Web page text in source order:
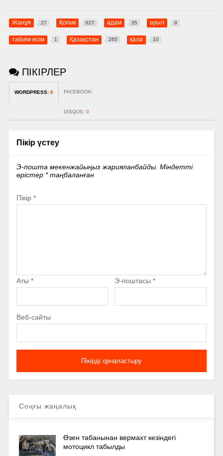
Жанұя 27 Қоғам 627 адам 35 ауыл 9
табиғи өсім 1 Қазақстан 265 қала 10
ПІКІРЛЕР
WORDPRESS: 0 FACEBOOK:
DISQUS: 0
Пікір үстеу
Э-пошта мекенжайыңыз жарияланбайды. Міндетті
өрістер *таңбаланған
Пікір *
Аты * Э-поштасы *
Веб-сайты
Соңғы жаңалық
Өзен табанынан вермахт кезіндегі
мотоцикл табылды